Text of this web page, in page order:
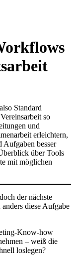
Standard
so
und
erleichtern,
Aufgaben besser
über Tools
mit möglichen
der nächste
diese Aufgabe
Know-how
– weiß die
loslegen?